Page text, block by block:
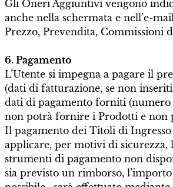
Gli Oneri Aggiuntivi vengono
anche nella schermata e nell’e-
Prezzo, Prevendita, Commissioni
6. Pagamento
L’Utente si impegna a pagare il
(dati di fatturazione, se non
dati di pagamento forniti (numero
non potrà fornire i Prodotti e non
Il pagamento dei Titoli di
applicare, per motivi di
strumenti di pagamento non
sia previsto un rimborso,